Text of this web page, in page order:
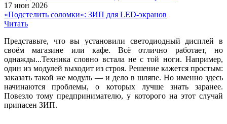
17 июн 2026
«Подстелить соломки»: ЗИП для LED-экранов
Читать
Представьте, что вы установили светодиодный дисплей в
своём магазине или кафе. Всё отлично работает, но
однажды...Техника словно встала не с той ноги. Например,
один из модулей выходит из строя. Решение кажется простым:
заказать такой же модуль — и дело в шляпе. Но именно здесь
начинаются проблемы, о которых лучше знать заранее.
Повезло тому предпринимателю, у которого на этот случай
припасен ЗИП.